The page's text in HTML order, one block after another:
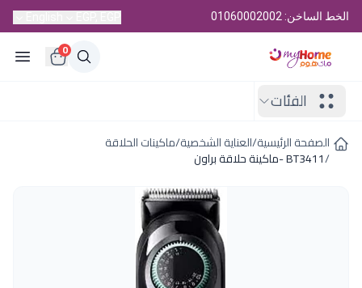
الخط الساخن: 01060002002
0
الفئات
الصفحة الرئيسية/العناية الشخصية/ماكينات الحلاقة
/BT3411 -ماكينة حلاقة براون